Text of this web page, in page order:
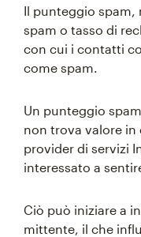
Il punteggio spam,
spam o tasso di
con cui i contatti
come spam.
Un punteggio
non trova valore in
provider di servizi
interessato a
Ciò può iniziare a
mittente, il che